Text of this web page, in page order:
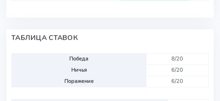
ТАБЛИЦА СТАВОК
Победа
8/20
Ничья
6/20
Поражение
6/20